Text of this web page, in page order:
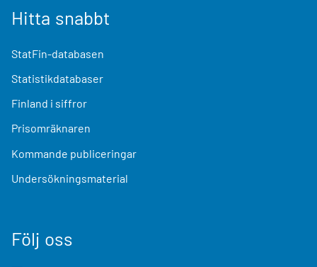
Hitta snabbt
StatFin-databasen
Statistikdatabaser
Finland i siffror
Prisomräknaren
Kommande publiceringar
Undersökningsmaterial
Följ oss